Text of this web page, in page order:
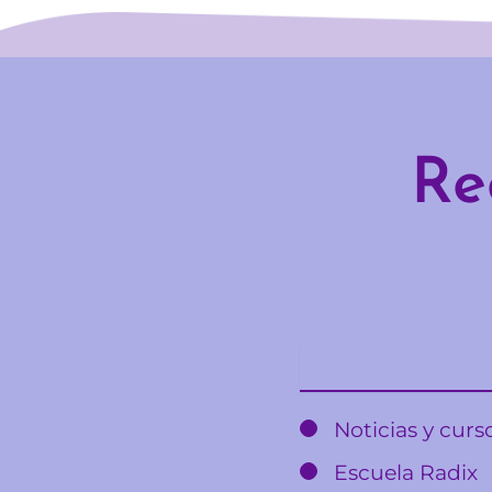
Noticias y
Escuela Radix